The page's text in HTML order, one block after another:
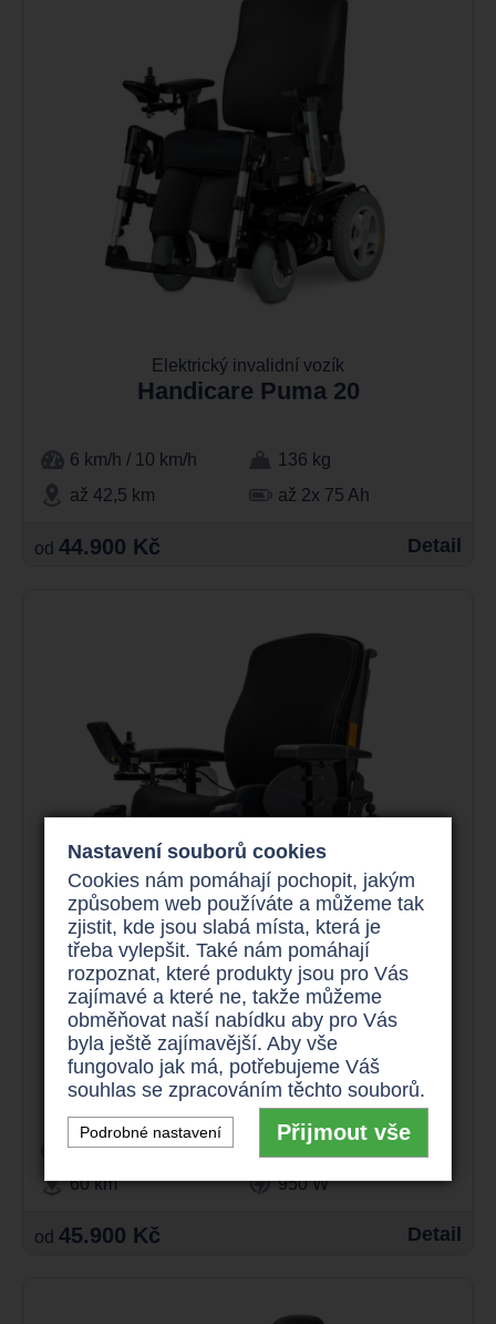
Elektrický invalidní vozík
Handicare Puma 20
6 km/h / 10 km/h
136 kg
až 42,5 km
až 2x 75 Ah
od 44.900 Kč Detail
Elektrický invalidní vozík do terénu
Meyra Optimus 2
12 km/h
150 kg
60 km
950 W
od 45.900 Kč Detail
Nastavení souborů cookies
Cookies nám pomáhají pochopit, jakým
způsobem web používáte a můžeme tak
zjistit, kde jsou slabá místa, která je
třeba vylepšit. Také nám pomáhají
rozpoznat, které produkty jsou pro Vás
zajímavé a které ne, takže můžeme
obměňovat naší nabídku aby pro Vás
byla ještě zajímavější. Aby vše
fungovalo jak má, potřebujeme Váš
souhlas se zpracováním těchto souborů.
Podrobné nastavení Přijmout vše